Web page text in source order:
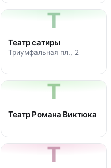
Т
Театр сатиры
Триумфальная пл., 2
Т
Театр Романа Виктюка
Т